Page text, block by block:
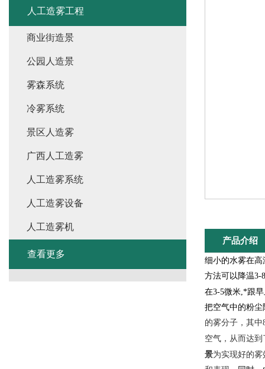
产品介绍
细小的水雾在
方法可以降温3-
在3-5微米,*跟
把空气中的粉
的雾分子，其
空气，从而达
景为实现好的雾
人工造雾工程
商业街造景
公园人造景
雾森系统
冷雾系统
景区人造雾
广西人工造雾
人工造雾系统
人工造雾设备
人工造雾机
查看更多